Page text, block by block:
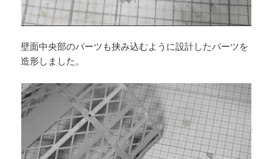
壁面中央部のパーツも挟み込むように設計したパーツを
造形しました。